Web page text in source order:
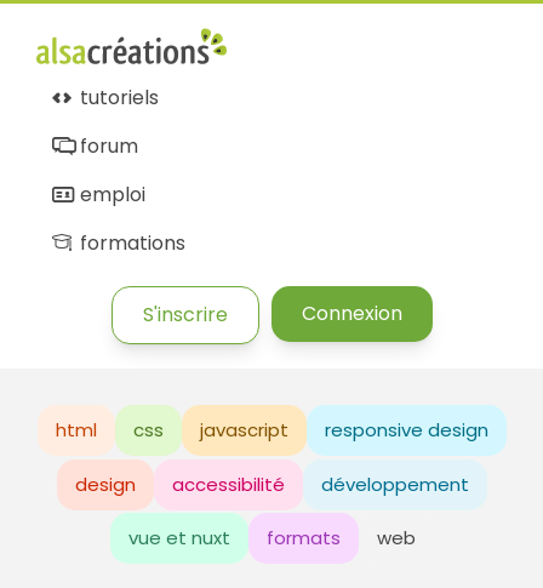
tutoriels
forum
emploi
formations
S'inscrire Connexion
html css javascript responsive design
design accessibilité développement
vue et nuxt formats web